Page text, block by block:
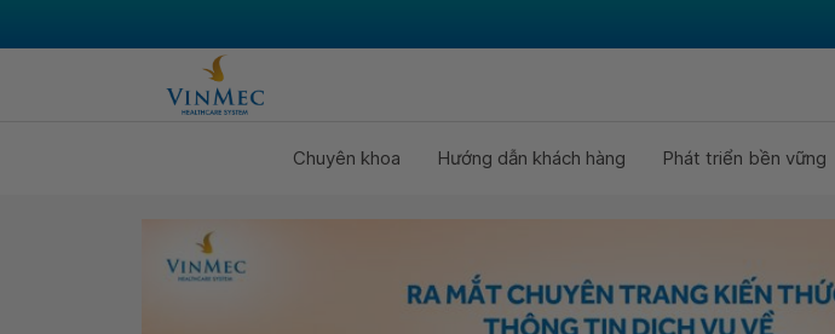
Chuyên khoa Hướng dẫn khách hàng Phát triển bền vững